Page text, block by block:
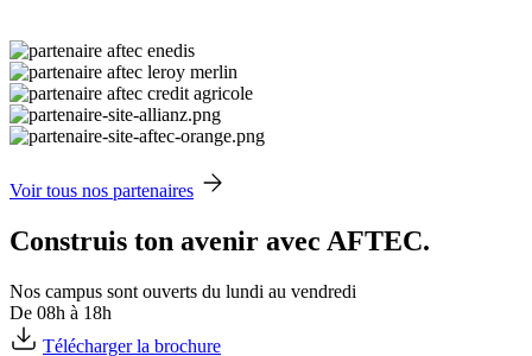
Voir tous nos partenaires
Construis ton avenir avec AFTEC.
Nos campus sont ouverts du lundi au vendredi
De 08h à 18h
Télécharger la brochure